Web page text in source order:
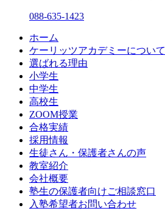
088-635-1423
ホーム
ケーリッツアカデミーについて
選ばれる理由
小学生
中学生
高校生
ZOOM授業
合格実績
採用情報
生徒さん・保護者さんの声
教室紹介
会社概要
塾生の保護者向けご相談窓口
入塾希望者お問い合わせ